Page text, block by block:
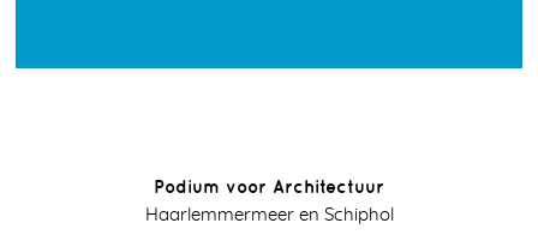
Podium voor Architectuur
Haarlemmermeer en Schiphol